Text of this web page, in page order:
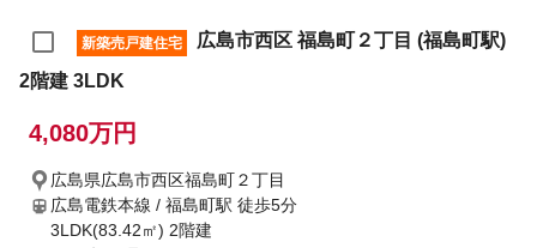
新築売戸建住宅
広島市西区 福島町２丁目 (福島町駅)
2階建 3LDK
4,080万円
広島県広島市西区福島町２丁目
広島電鉄本線 / 福島町駅 徒歩5分
3LDK(83.42㎡) 2階建